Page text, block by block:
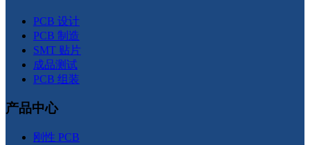
PCB 设计
PCB 制造
SMT 贴片
成品测试
PCB 组装
产品中心
刚性 PCB